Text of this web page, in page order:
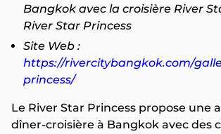
Bangkok avec la croisière River
River Star Princess
Site Web :
https://rivercitybangkok.com/
princess/
Le River Star Princess propose une
dîner-croisière à Bangkok avec des